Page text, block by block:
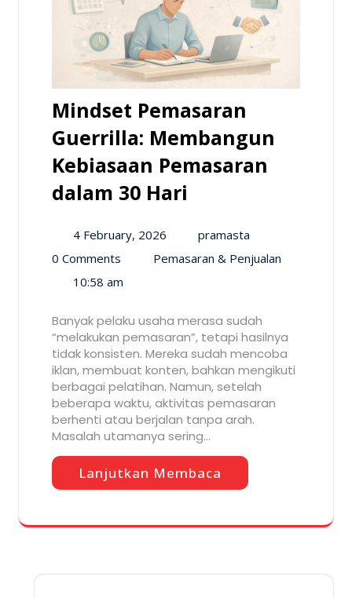
Mindset Pemasaran
Guerrilla: Membangun
Kebiasaan Pemasaran
dalam 30 Hari
4 February, 2026
pramasta
0 Comments
Pemasaran & Penjualan
10:58 am
Banyak pelaku usaha merasa sudah
“melakukan pemasaran”, tetapi hasilnya
tidak konsisten. Mereka sudah mencoba
iklan, membuat konten, bahkan mengikuti
berbagai pelatihan. Namun, setelah
beberapa waktu, aktivitas pemasaran
berhenti atau berjalan tanpa arah.
Masalah utamanya sering…
Lanjutkan Membaca